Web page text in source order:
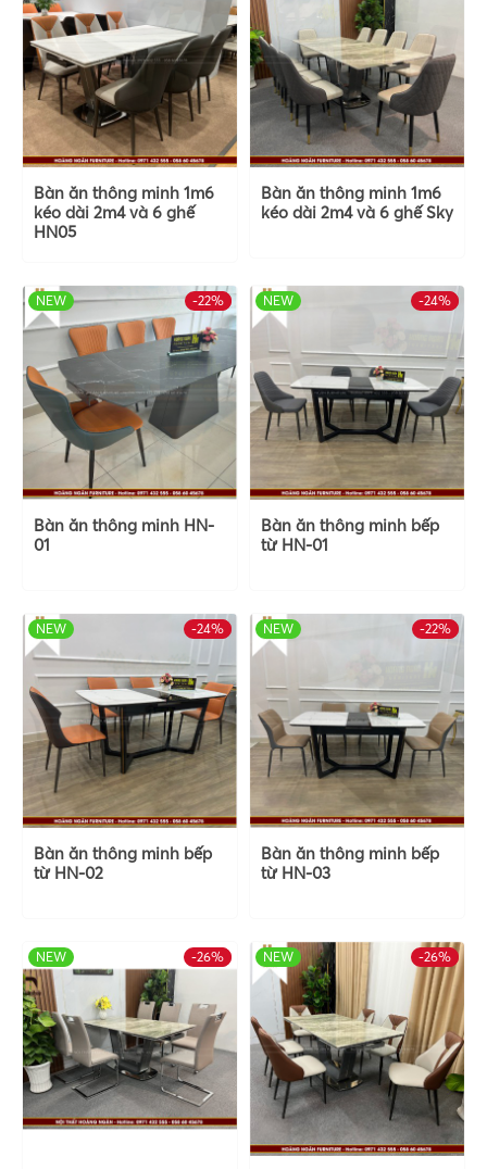
Bàn ăn thông minh 1m6
kéo dài 2m4 và 6 ghế
HN05
Bàn ăn thông minh 1m6
kéo dài 2m4 và 6 ghế Sky
-22%
NEW HOT
Bàn ăn thông minh HN-
01
-24%
NEW HOT
Bàn ăn thông minh bếp
từ HN-01
-24%
NEW HOT
Bàn ăn thông minh bếp
từ HN-02
-22%
NEW HOT
Bàn ăn thông minh bếp
từ HN-03
-26%
NEW HOT -26%
NEW HOT